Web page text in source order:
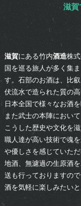
滋賀
滋賀にある竹内酒造株
国を巡る旅人が多く集
す。石部のお酒は、比
伏流水で造られた質の
日本全国で様々なお酒
また武士の本陣におい
こうした歴史や文化を
職人達が高い技術で魂
や優しさを感じていた
地酒、無濾過の生原酒
送も行っておりますの
酒を気軽に楽しみたい